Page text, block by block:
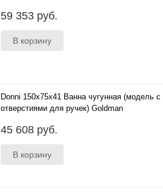
59 353 руб.
Donni 150x75x41 Ванна чугунная (модель с
отверстиями для ручек) Goldman
45 608 руб.